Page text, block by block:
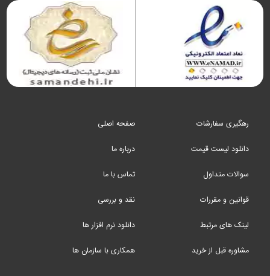
رهگیری سفارشات
دانلود لیست قیمت
سوالات متداول
قوانین و مقررات
لینک های مرتبط
مشاوره قبل از خرید
صفحه اصلی
درباره ما
تماس با ما
نقد و بررسی
دانلود نرم افزار ها
همکاری با سازمان ها